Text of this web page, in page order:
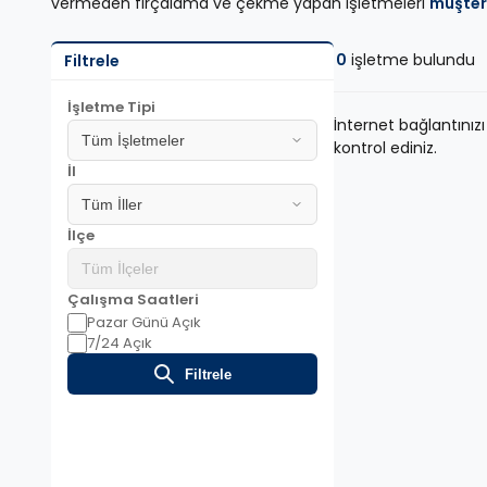
Filtrele
İşletme Tipi
İl
İlçe
Çalışma Saatleri
Pazar Günü Açık
7/24 Açık
Filtrele
0 işletme bulundu
İnternet bağlantınızı
kontrol ediniz.